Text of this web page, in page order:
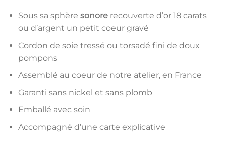
Sous sa sphère sonorerecouverte d’or 18 carats
ou d’argent un petit coeur gravé
Cordon de soie tressé ou torsadé fini de doux
pompons
Assemblé au coeur de notre atelier, en France
Garanti sans nickel et sans plomb
Emballé avec soin
Accompagné d’une carte explicative